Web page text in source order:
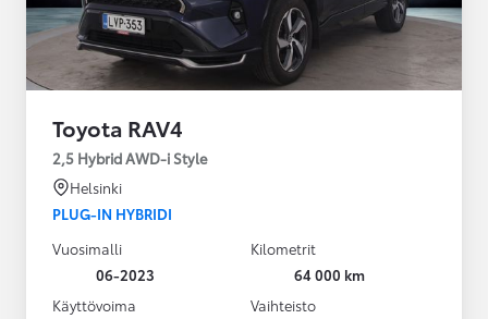
Toyota RAV4
2,5 Hybrid AWD-i Style
Helsinki
PLUG-IN HYBRIDI
Vuosimalli
06-2023
Kilometrit
64 000 km
Käyttövoima
Vaihteisto